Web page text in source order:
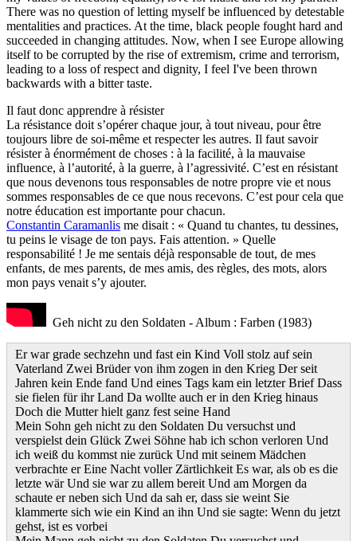
There was no question of letting myself be influenced by detestable
mentalities and practices. At the time, black people fought hard and
succeeded in changing attitudes. Now, when I see Europe allowing
itself to be corrupted by the rise of extremism, crime and terrorism,
leading to a loss of respect and dignity, I feel I've been thrown
backwards with a bitter taste.
Il faut donc apprendre à résister
La résistance doit s’opérer chaque jour, à tout niveau, pour être
toujours libre de soi-même et respecter les autres. Il faut savoir
résister à énormément de choses : à la facilité, à la mauvaise
influence, à l’autorité, à la guerre, à l’agressivité. C’est en résistant
que nous devenons tous responsables de notre propre vie et nous
sommes responsables de ce que nous recevons. C’est pour cela que
notre éducation est importante pour chacun.
Constantin Caramanlis me disait : « Quand tu chantes, tu dessines,
tu peins le visage de ton pays. Fais attention. » Quelle
responsabilité ! Je me sentais déjà responsable de tout, de mes
enfants, de mes parents, de mes amis, des règles, des mots, alors
mon pays venait s’y ajouter.
Geh nicht zu den Soldaten - Album : Farben (1983)
Er war grade sechzehn und fast ein Kind Voll stolz auf sein
Vaterland Zwei Brüder von ihm zogen in den Krieg Der seit
Jahren kein Ende fand Und eines Tags kam ein letzter Brief Dass
sie fielen für ihr Land Da wollte auch er in den Krieg hinaus
Doch die Mutter hielt ganz fest seine Hand
Mein Sohn geh nicht zu den Soldaten Du versuchst und
verspielst dein Glück Zwei Söhne hab ich schon verloren Und
ich weiß du kommst nie zurück Und mit seinem Mädchen
verbrachte er Eine Nacht voller Zärtlichkeit Es war, als ob es die
letzte wär Und sie war zu allem bereit Und am Morgen da
schaute er neben sich Und da sah er, dass sie weint Sie
klammerte sich wie ein Kind an ihn Und sie sagte: Wenn du jetzt
gehst, ist es vorbei